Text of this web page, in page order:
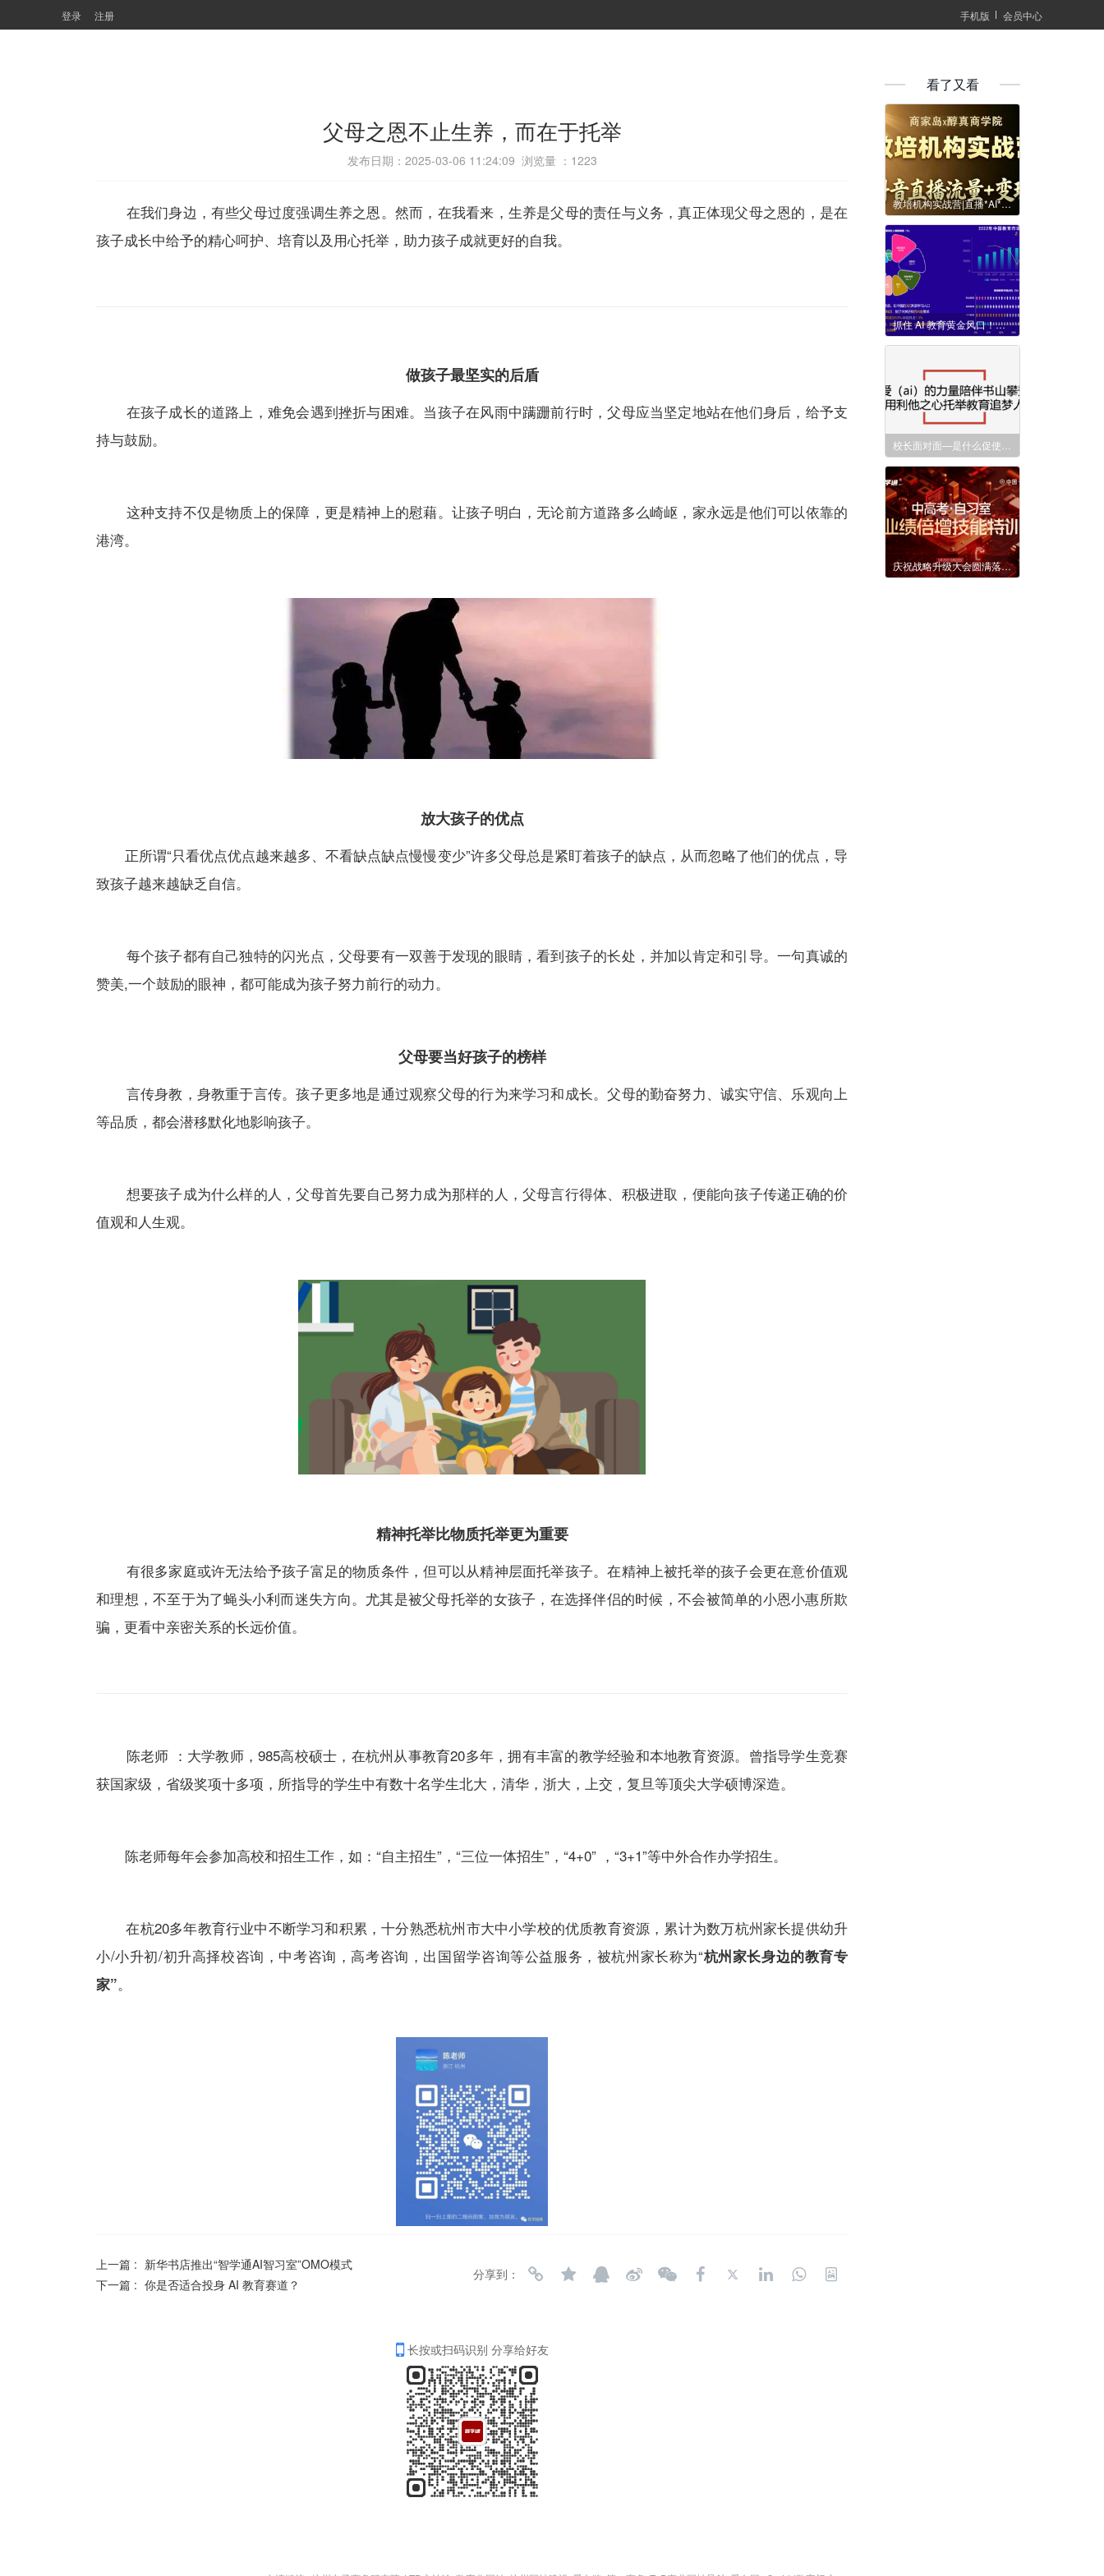
登录 注册 手机版 会员中心
父母之恩不止生养，而在于托举
发布日期：2025-03-06 11:24:09 浏览量 ： 1223
在我们身边，有些父母过度强调生养之恩。然而，在我看来，生养是父母的责任与义务，真正体现父母之恩的，是在
孩子成长中给予的精心呵护、培育以及用心托举，助力孩子成就更好的自我。
做孩子最坚实的后盾
在孩子成长的道路上，难免会遇到挫折与困难。当孩子在风雨中蹒跚前行时，父母应当坚定地站在他们身后，给予支
持与鼓励。
这种支持不仅是物质上的保障，更是精神上的慰藉。让孩子明白，无论前方道路多么崎岖，家永远是他们可以依靠的
港湾。
放大孩子的优点
正所谓“只看优点优点越来越多、不看缺点缺点慢慢变少”许多父母总是紧盯着孩子的缺点，从而忽略了他们的优点，导
致孩子越来越缺乏自信。
每个孩子都有自己独特的闪光点，父母要有一双善于发现的眼睛，看到孩子的长处，并加以肯定和引导。一句真诚的
赞美,一个鼓励的眼神，都可能成为孩子努力前行的动力。
父母要当好孩子的榜样
言传身教，身教重于言传。孩子更多地是通过观察父母的行为来学习和成长。父母的勤奋努力、诚实守信、乐观向上
等品质，都会潜移默化地影响孩子。
想要孩子成为什么样的人，父母首先要自己努力成为那样的人，父母言行得体、积极进取，便能向孩子传递正确的价
值观和人生观。
精神托举比物质托举更为重要
有很多家庭或许无法给予孩子富足的物质条件，但可以从精神层面托举孩子。在精神上被托举的孩子会更在意价值观
和理想，不至于为了蝇头小利而迷失方向。尤其是被父母托举的女孩子，在选择伴侣的时候，不会被简单的小恩小惠所欺
骗，更看中亲密关系的长远价值。
陈老师 ：大学教师，985高校硕士，在杭州从事教育20多年，拥有丰富的教学经验和本地教育资源。曾指导学生竞赛
获国家级，省级奖项十多项，所指导的学生中有数十名学生北大，清华，浙大，上交，复旦等顶尖大学硕博深造。
陈老师每年会参加高校和招生工作，如：“自主招生”，“三位一体招生”，“4+0” ，“3+1”等中外合作办学招生。
在杭20多年教育行业中不断学习和积累，十分熟悉杭州市大中小学校的优质教育资源，累计为数万杭州家长提供幼升
小/小升初/初升高择校咨询，中考咨询，高考咨询，出国留学咨询等公益服务，被杭州家长称为“杭州家长身边的教育专
家”。
上一篇 : 新华书店推出“智学通AI智习室”OMO模式
下一篇 : 你是否适合投身 AI 教育赛道？
分享到：
长按或扫码识别 分享给好友
看了又看
教培机构实战营|直播*AI*增收
抓住 AI 教育黄金风口！破局增长，轻松实现利润翻倍！
庆祝战略升级大会圆满落幕！